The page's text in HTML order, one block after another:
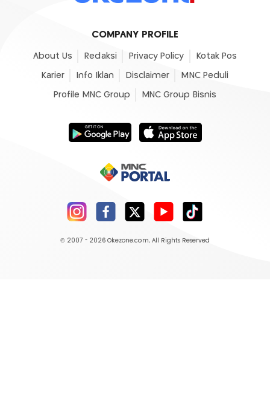
COMPANY PROFILE
About Us Redaksi Privacy Policy Kotak Pos
Karier Info Iklan Disclaimer MNC Peduli
Profile MNC Group MNC Group Bisnis
© 2007 - 2026 Okezone.com, All Rights Reserved